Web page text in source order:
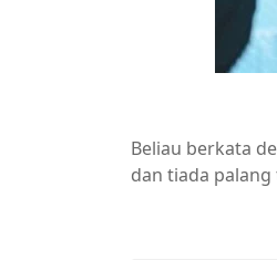
Beliau berkata
dan tiada palang